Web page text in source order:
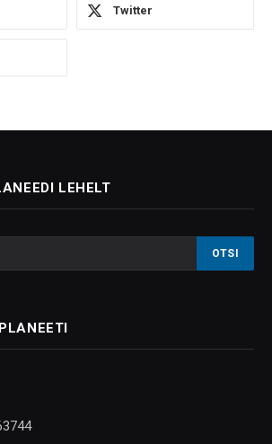
Twitter
LEHELT